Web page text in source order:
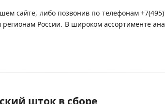
сайте, либо позвонив по телефонам
России. В широком ассортименте